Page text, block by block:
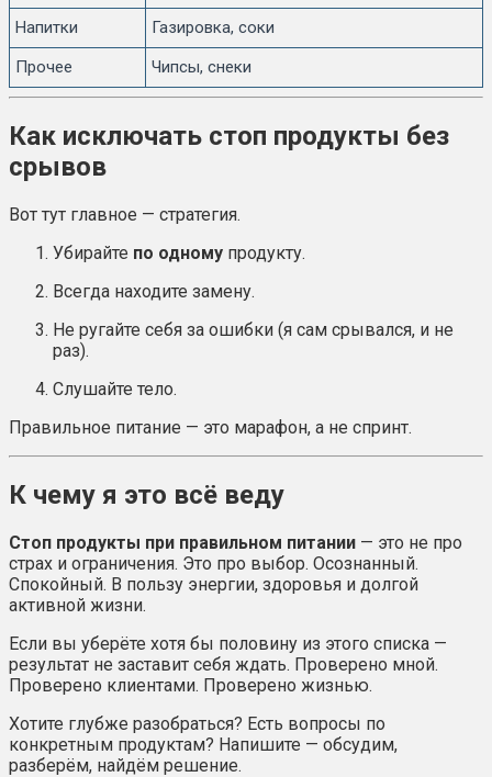
Напитки
Газировка, соки
Прочее
Чипсы, снеки
Как исключать стоп продукты без
срывов
Вот тут главное — стратегия.
Убирайте по одному продукту.
Всегда находите замену.
Не ругайте себя за ошибки (я сам срывался, и не
раз).
Слушайте тело.
Правильное питание — это марафон, а не спринт.
К чему я это всё веду
Стоп продукты при правильном питании — это не про
страх и ограничения. Это про выбор. Осознанный.
Спокойный. В пользу энергии, здоровья и долгой
активной жизни.
Если вы уберёте хотя бы половину из этого списка —
результат не заставит себя ждать. Проверено мной.
Проверено клиентами. Проверено жизнью.
Хотите глубже разобраться? Есть вопросы по
конкретным продуктам? Напишите — обсудим,
разберём, найдём решение.